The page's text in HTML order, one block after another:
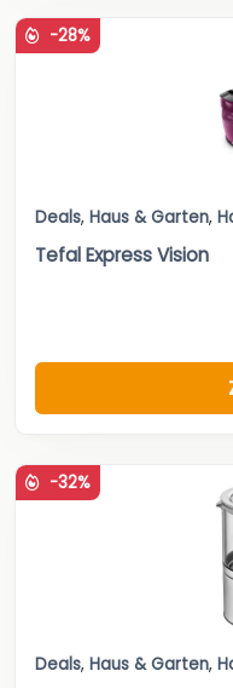
-28%
Deals, Haus & Garten,
Tefal Express Vision
-32%
Deals, Haus & Garten,